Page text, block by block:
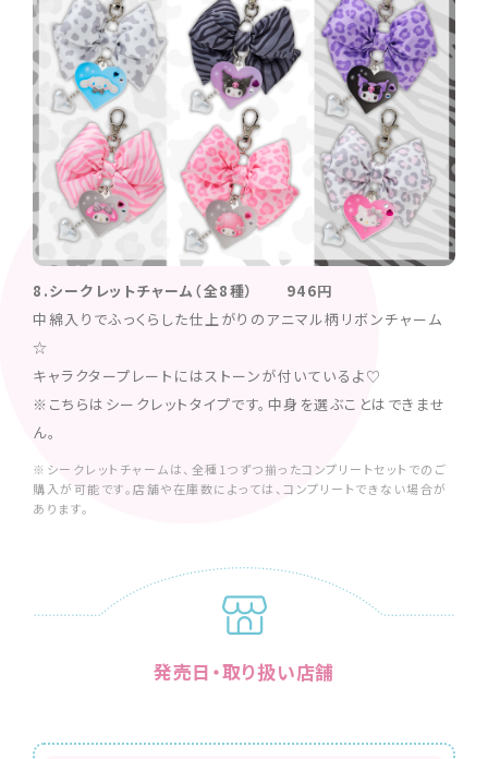
8.シークレットチャーム（全8種） 946円
中綿入りでふっくらした仕上がりのアニマル柄リボンチャーム
☆
キャラクタープレートにはストーンが付いているよ♡
※こちらはシークレットタイプです。中身を選ぶことはできませ
ん。
※シークレットチャームは、全種1つずつ揃ったコンプリートセットでのご
購入が可能です。店舗や在庫数によっては、コンプリートできない場合が
あります。
発売日・取り扱い店舗